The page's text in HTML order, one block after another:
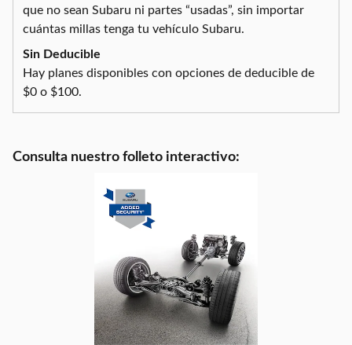
que no sean Subaru ni partes “usadas”, sin importar
cuántas millas tenga tu vehículo Subaru.
Sin Deducible
Hay planes disponibles con opciones de deducible de
$0 o $100.
Consulta nuestro folleto interactivo: